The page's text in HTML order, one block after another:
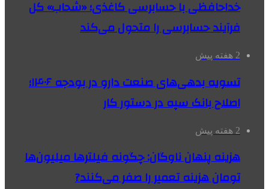
خداحافظی با حسابرسی کاغذی؛ «شحاب» کل
فرآیند حسابرسی را متحول می‌کند
2 هفته پیش
تسویه بدهی‌های صنعت دارو در بودجه ۱۴۰۶؛
اصلاح بانک سپه در دستور کار
2 هفته پیش
هزینه پنهان ناوگان: چگونه فیلترها میلیون‌ها
تومان هزینه تعمیر را صفر می‌کنند?